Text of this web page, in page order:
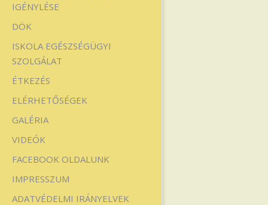
IGÉNYLÉSE
DÖK
ISKOLA EGÉSZSÉGÜGYI
SZOLGÁLAT
ÉTKEZÉS
ELÉRHETŐSÉGEK
GALÉRIA
VIDEÓK
FACEBOOK OLDALUNK
IMPRESSZUM
ADATVÉDELMI IRÁNYELVEK